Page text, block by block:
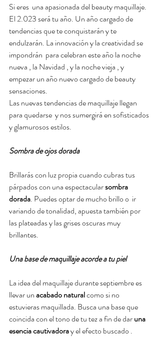
Si eres  una apasionada del beauty maquillaje.
El 2.023 será tu año. Un año cargado de
tendencias que te conquistarán y te
endulzarán. La innovación y la creatividad se
impondrán  para celebran este año la noche
nueva , la Navidad , y la noche vieja , y
empezar un año nuevo cargado de beauty
sensaciones.
Las nuevas tendencias de maquillaje llegan
para quedarse  y nos sumergirá en sofisticados
y glamurosos estilos.
Sombra de ojos dorada
Brillarás con luz propia cuando cubras tus
párpados con una espectacular sombra
dorada. Puedes optar de mucho brillo o  ir
variando de tonalidad, apuesta también por
las plateadas y las grises oscuras muy
brillantes.
Una base de maquillaje acorde a tu piel
La idea del maquillaje durante septiembre es
llevar un acabado natural como si no
estuvieras maquillada. Busca una base que
coincida con el tono de tu tez a fin de dar una
esencia cautivadora y el efecto buscado .